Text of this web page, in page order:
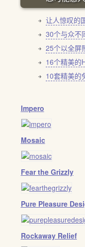
让人惊叹的
30个与众不
25个以全屏
16个精美的
10套精美的
Impero
Mosaic
Fear the Grizzly
Pure Pleasure
Rockaway Relief